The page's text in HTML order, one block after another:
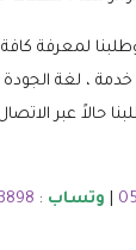
لمعرفة كافة
، لغة الجودة
حالاً عبر الاتصال
وتساب :